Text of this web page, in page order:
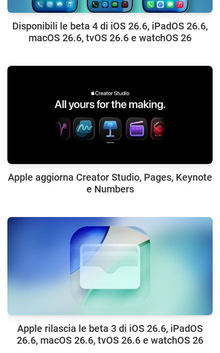
Disponibili le beta 4 di iOS 26.6, iPadOS 26.6,
macOS 26.6, tvOS 26.6 e watchOS 26
Apple aggiorna Creator Studio, Pages, Keynote
e Numbers
Apple rilascia le beta 3 di iOS 26.6, iPadOS
26.6, macOS 26.6, tvOS 26.6 e watchOS 26